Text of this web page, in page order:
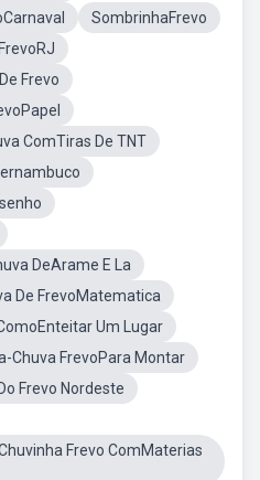
SombrinhaFrevo
Frevo
ComTiras De TNT
DeArame E La
De FrevoMatematica
Um Lugar
Chuva FrevoPara Montar
Frevo Nordeste
Frevo ComMaterias